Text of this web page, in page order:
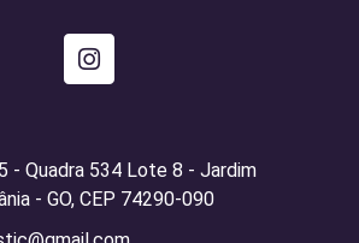
- Quadra 534 Lote 8 - Jardim
- GO, CEP 74290-090